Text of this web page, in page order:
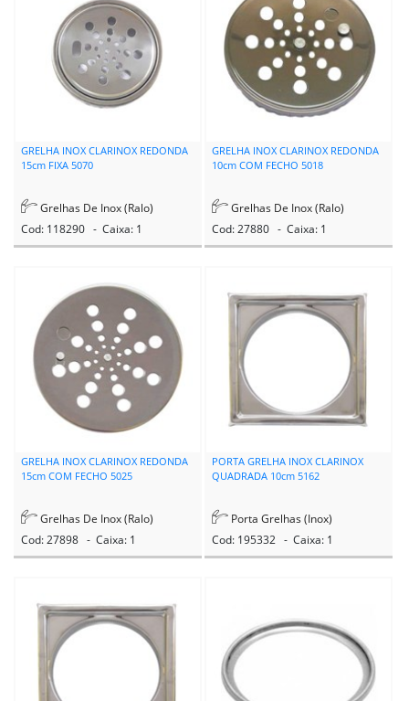
GRELHA INOX CLARINOX REDONDA
15cm FIXA 5070
Grelhas De Inox (Ralo)
Cod: 118290 - Caixa: 1
GRELHA INOX CLARINOX REDONDA
10cm COM FECHO 5018
Grelhas De Inox (Ralo)
Cod: 27880 - Caixa: 1
GRELHA INOX CLARINOX REDONDA
15cm COM FECHO 5025
Grelhas De Inox (Ralo)
Cod: 27898 - Caixa: 1
PORTA GRELHA INOX CLARINOX
QUADRADA 10cm 5162
Porta Grelhas (Inox)
Cod: 195332 - Caixa: 1